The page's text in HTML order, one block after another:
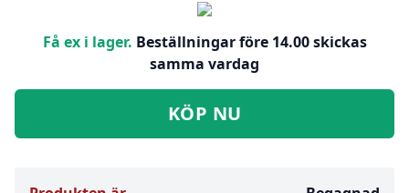
Få ex i lager. Beställningar före 14.00 skickas
samma vardag
KÖP NU